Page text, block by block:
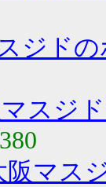
ジド
マスジ
阪マス